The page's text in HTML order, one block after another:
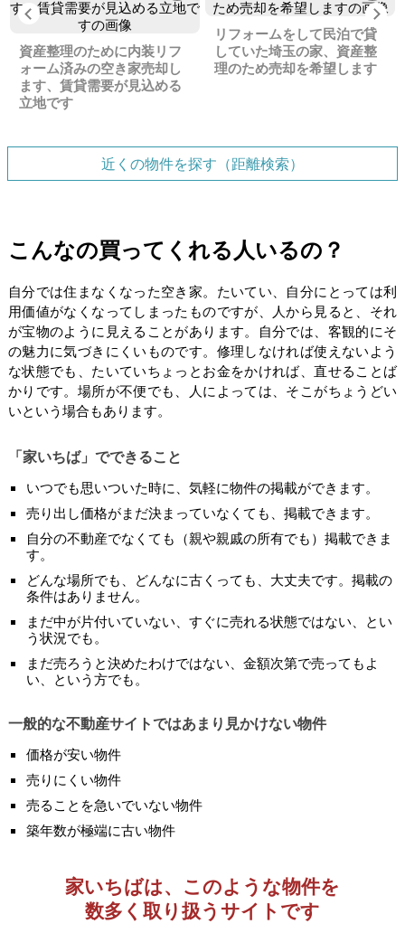
Previous
資産整理のために内装リフ
ォーム済みの空き家売却し
ます、賃貸需要が見込める
立地です
リフォームをして民泊で貸
していた埼玉の家、資産整
理のため売却を希望します
近くの物件を探す（距離検索）
こんなの買ってくれる人いるの？
自分では住まなくなった空き家。たいてい、自分にとっては利
用価値がなくなってしまったものですが、人から見ると、それ
が宝物のように見えることがあります。自分では、客観的にそ
の魅力に気づきにくいものです。修理しなければ使えないよう
な状態でも、たいていちょっとお金をかければ、直せることば
かりです。場所が不便でも、人によっては、そこがちょうどい
いという場合もあります。
「家いちば」でできること
いつでも思いついた時に、気軽に物件の掲載ができます。
売り出し価格がまだ決まっていなくても、掲載できます。
自分の不動産でなくても（親や親戚の所有でも）掲載できま
す。
どんな場所でも、どんなに古くっても、大丈夫です。掲載の
条件はありません。
まだ中が片付いていない、すぐに売れる状態ではない、とい
う状況でも。
まだ売ろうと決めたわけではない、金額次第で売ってもよ
い、という方でも。
一般的な不動産サイトではあまり見かけない物件
価格が安い物件
売りにくい物件
売ることを急いでいない物件
築年数が極端に古い物件
家いちばは、このような物件を
数多く取り扱うサイトです